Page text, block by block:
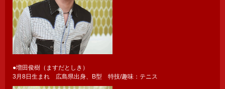
●増田俊樹（ますだとしき）
3月8日生まれ 広島県出身、B型 特技/趣味：テニス